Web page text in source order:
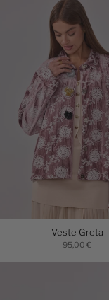
Veste Greta
95,00 €